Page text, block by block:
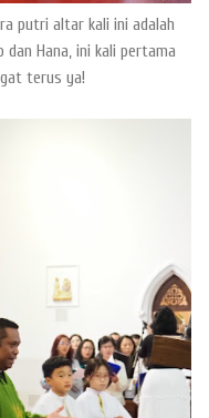
putri altar kali ini adalah
dan Hana, ini kali pertama
terus ya!